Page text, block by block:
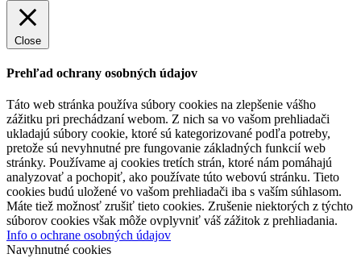
Close
Prehľad ochrany osobných údajov
Táto web stránka používa súbory cookies na zlepšenie vášho
zážitku pri prechádzaní webom. Z nich sa vo vašom prehliadači
ukladajú súbory cookie, ktoré sú kategorizované podľa potreby,
pretože sú nevyhnutné pre fungovanie základných funkcií web
stránky. Používame aj cookies tretích strán, ktoré nám pomáhajú
analyzovať a pochopiť, ako používate túto webovú stránku. Tieto
cookies budú uložené vo vašom prehliadači iba s vaším súhlasom.
Máte tiež možnosť zrušiť tieto cookies. Zrušenie niektorých z týchto
súborov cookies však môže ovplyvniť váš zážitok z prehliadania.
Info o ochrane osobných údajov
Navyhnutné cookies